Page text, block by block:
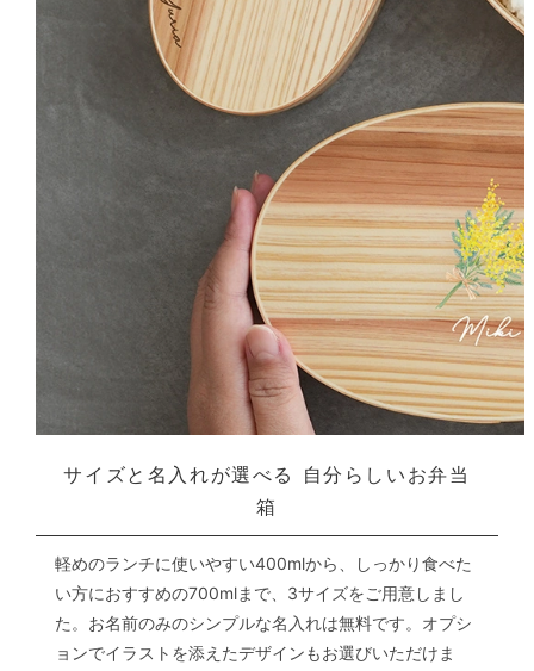
サイズと名入れが選べる
自分らしいお弁当
箱
軽めのランチに使いやすい400mlから、しっかり食べた
い方におすすめの700mlまで、 3サイズをご用意しまし
た。お名前のみのシンプルな名入れは無料です。 オプシ
ョンでイラストを添えたデザインもお選びいただけま